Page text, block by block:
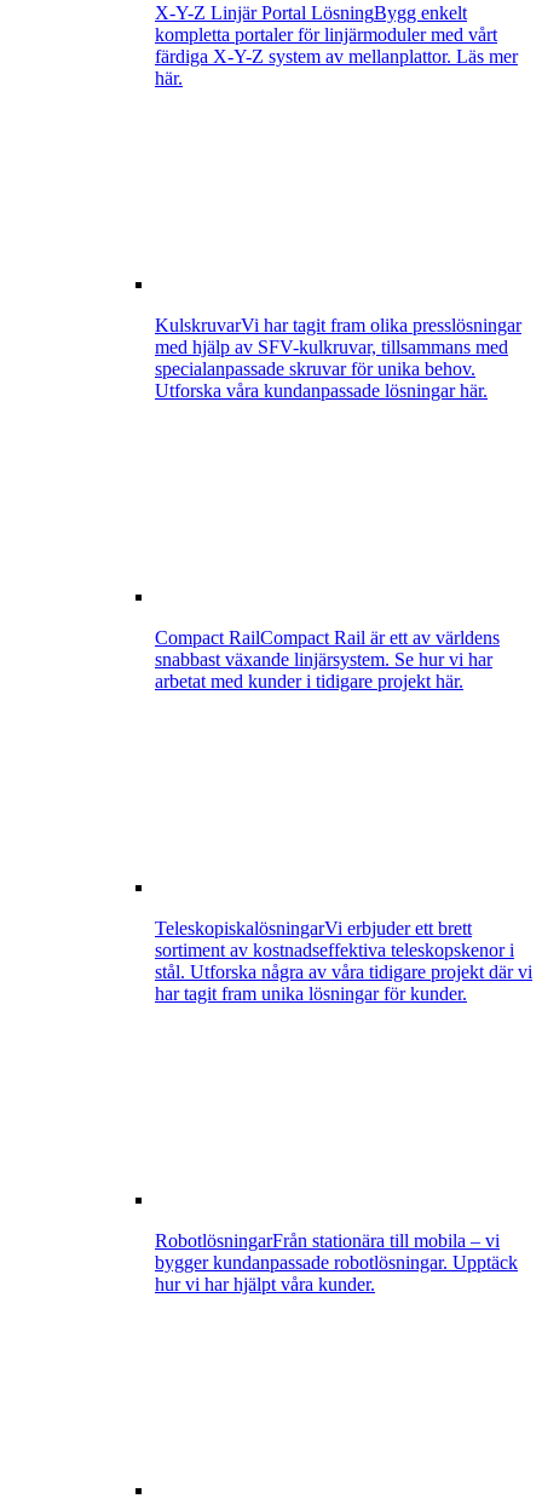
X-Y-Z Linjär Portal LösningBygg enkelt
kompletta portaler för linjärmoduler med vårt
färdiga X-Y-Z system av mellanplattor. Läs mer
här.
KulskruvarVi har tagit fram olika presslösningar
med hjälp av SFV-kulkruvar, tillsammans med
specialanpassade skruvar för unika behov.
Utforska våra kundanpassade lösningar här.
Compact RailCompact Rail är ett av världens
snabbast växande linjärsystem. Se hur vi har
arbetat med kunder i tidigare projekt här.
TeleskopiskalösningarVi erbjuder ett brett
sortiment av kostnadseffektiva teleskopskenor i
stål. Utforska några av våra tidigare projekt där vi
har tagit fram unika lösningar för kunder.
RobotlösningarFrån stationära till mobila – vi
bygger kundanpassade robotlösningar. Upptäck
hur vi har hjälpt våra kunder.